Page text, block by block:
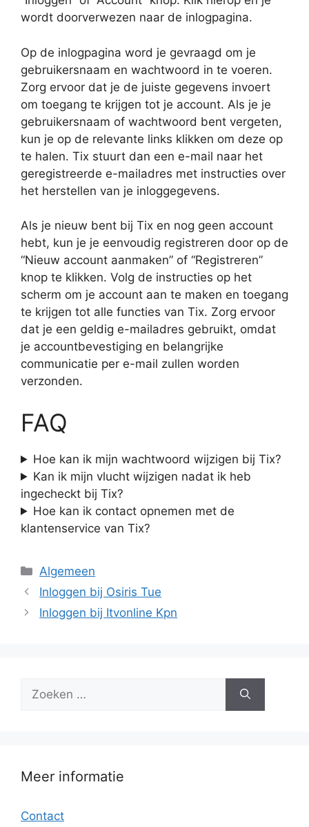
wordt doorverwezen naar de inlogpagina.
Op de inlogpagina word je gevraagd om je
gebruikersnaam en wachtwoord in te voeren.
Zorg ervoor dat je de juiste gegevens invoert
om toegang te krijgen tot je account. Als je je
gebruikersnaam of wachtwoord bent vergeten,
kun je op de relevante links klikken om deze op
te halen. Tix stuurt dan een e-mail naar het
geregistreerde e-mailadres met instructies over
het herstellen van je inloggegevens.
Als je nieuw bent bij Tix en nog geen account
hebt, kun je je eenvoudig registreren door op de
“Nieuw account aanmaken” of “Registreren”
knop te klikken. Volg de instructies op het
scherm om je account aan te maken en toegang
te krijgen tot alle functies van Tix. Zorg ervoor
dat je een geldig e-mailadres gebruikt, omdat
je accountbevestiging en belangrijke
communicatie per e-mail zullen worden
verzonden.
FAQ
Hoe kan ik mijn wachtwoord wijzigen bij Tix?
Kan ik mijn vlucht wijzigen nadat ik heb
ingecheckt bij Tix?
Hoe kan ik contact opnemen met de
klantenservice van Tix?
Categorieën
Algemeen
Inloggen bij Osiris Tue
Inloggen bij Itvonline Kpn
naar:
Meer informatie
Contact